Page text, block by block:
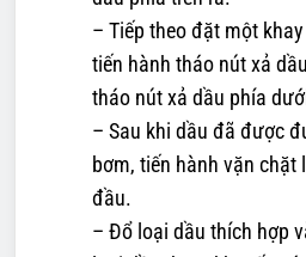
– Tiếp theo đặt một
tiến hành tháo nút xả
tháo nút xả dầu phía
– Sau khi dầu đã được
bơm, tiến hành vặn chặt
đầu.
– Đổ loại dầu thích hợp